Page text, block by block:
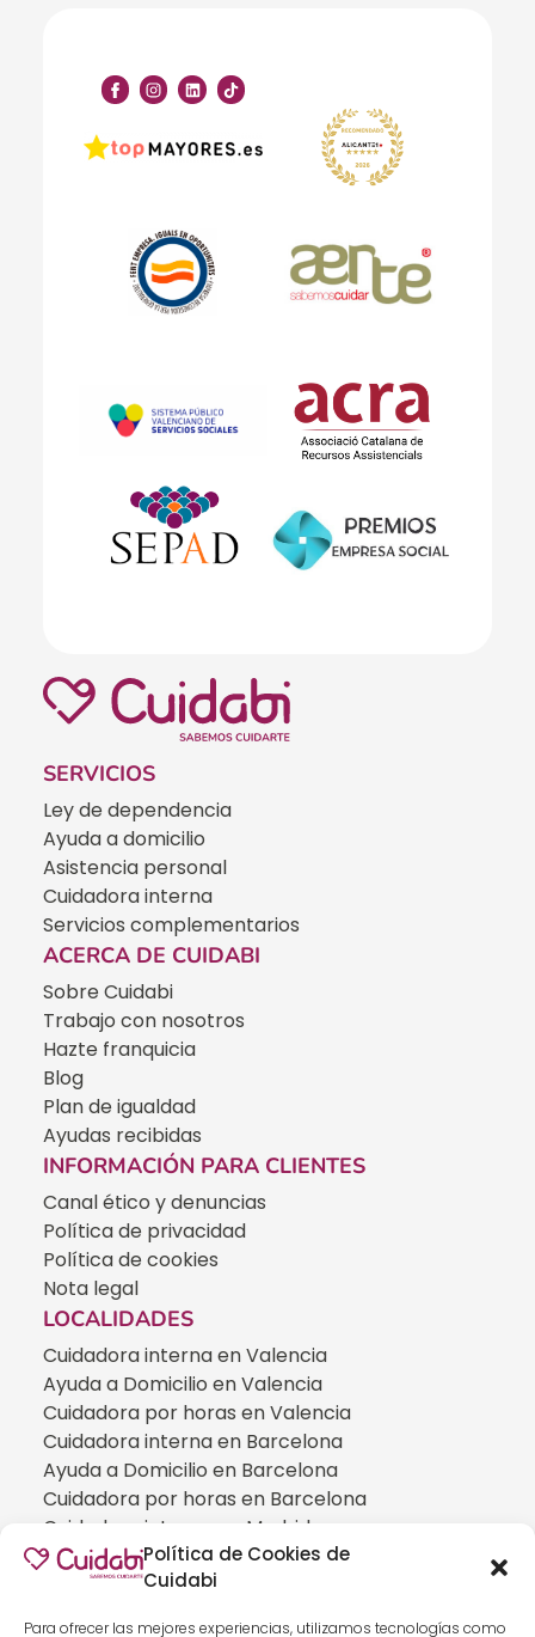
Política de Cookies de
Cuidabi
Para ofrecer las mejores experiencias, utilizamos tecnologías como
SERVICIOS
Ley de dependencia
Ayuda a domicilio
Asistencia personal
Cuidadora interna
Servicios complementarios
ACERCA DE CUIDABI
Sobre Cuidabi
Trabajo con nosotros
Hazte franquicia
Blog
Plan de igualdad
Ayudas recibidas
INFORMACIÓN PARA CLIENTES
Canal ético y denuncias
Política de privacidad
Política de cookies
Nota legal
LOCALIDADES
Cuidadora interna en Valencia
Ayuda a Domicilio en Valencia
Cuidadora por horas en Valencia
Cuidadora interna en Barcelona
Ayuda a Domicilio en Barcelona
Cuidadora por horas en Barcelona
Cuidadora interna en Madrid
Ayuda a Domicilio en Madrid
Cuidadora por horas en Madrid
CUIDADOS ESPECIALIZADOS